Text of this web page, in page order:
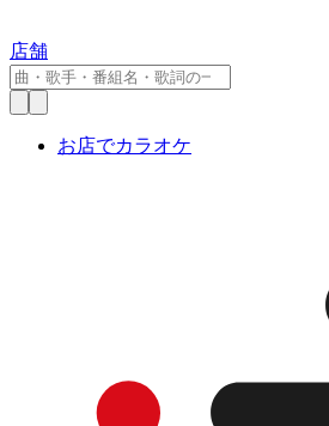
店舗
お店でカラオケ